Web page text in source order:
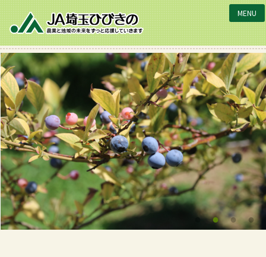
JA埼玉ひびきの